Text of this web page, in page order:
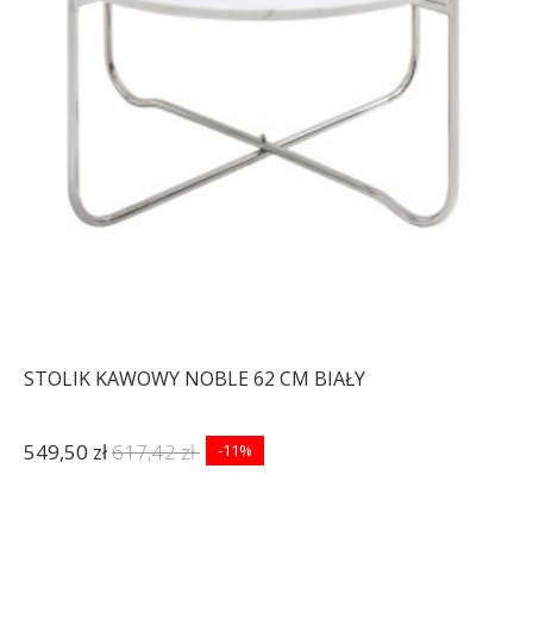
STOLIK KAWOWY NOBLE 62 CM BIAŁY
549,50 zł617,42 zł -11%